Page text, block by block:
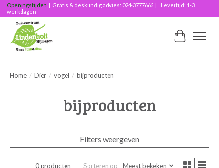
Openingstijden | Gratis & deskundig advies: 024-3777662 | Levertijd: 1-3
werkdagen
Home / Dier / vogel / bijproducten
bijproducten
Filters weergeven
0 producten Sorteren op Meest bekeken